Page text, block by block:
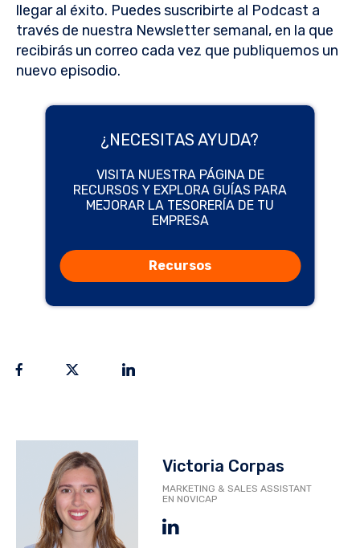
llegar al éxito. Puedes suscribirte al Podcast a
través de nuestra Newsletter semanal, en la que
recibirás un correo cada vez que publiquemos un
nuevo episodio.
¿NECESITAS AYUDA?
VISITA NUESTRA PÁGINA DE
RECURSOS Y EXPLORA GUÍAS PARA
MEJORAR LA TESORERÍA DE TU
EMPRESA
Recursos
Victoria Corpas
MARKETING & SALES ASSISTANT
EN NOVICAP